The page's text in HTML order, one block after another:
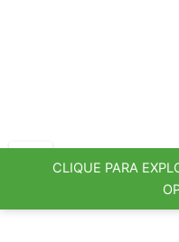
CLIQUE PARA